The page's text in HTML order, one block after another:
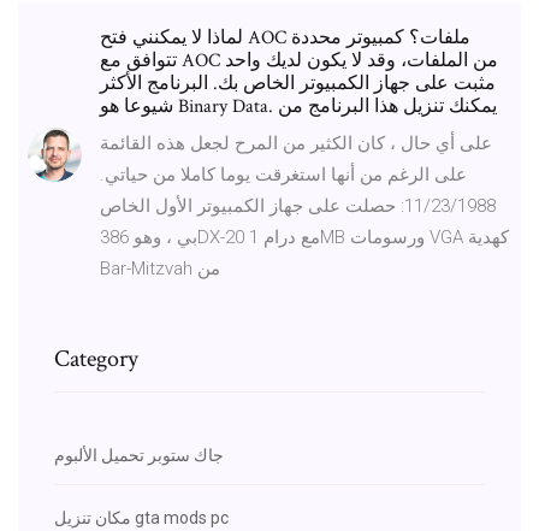
لماذا لا يمكنني فتح AOC ملفات؟ كمبيوتر محددة
تتوافق مع AOC من الملفات، وقد لا يكون لديك واحد
مثبت على جهاز الكمبيوتر الخاص بك. البرنامج الأكثر
شيوعا هو Binary Data. يمكنك تنزيل هذا البرنامج من
على أي حال ، كان الكثير من المرح لجعل هذه القائمة
على الرغم من أنها استغرقت يوما كاملا من حياتي.
11/23/1988: حصلت على جهاز الكمبيوتر الأول الخاص
بي ، وهو 386DX-20 مع درام 1MB ورسومات VGA كهدية
Bar-Mitzvah من
Category
جاك ستوبر تحميل الألبوم
مكان تنزيل gta mods pc